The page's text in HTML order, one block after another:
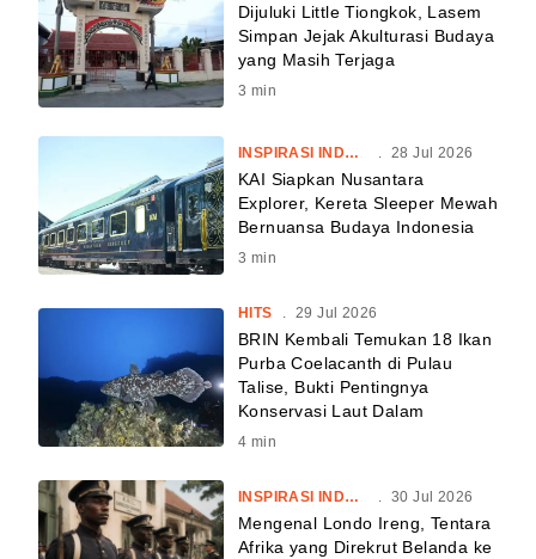
Dijuluki Little Tiongkok, Lasem
Simpan Jejak Akulturasi Budaya
yang Masih Terjaga
3 min
INSPIRASI INDONESIA . 28 Jul 2026
KAI Siapkan Nusantara
Explorer, Kereta Sleeper Mewah
Bernuansa Budaya Indonesia
3 min
HITS . 29 Jul 2026
BRIN Kembali Temukan 18 Ikan
Purba Coelacanth di Pulau
Talise, Bukti Pentingnya
Konservasi Laut Dalam
4 min
INSPIRASI INDONESIA . 30 Jul 2026
Mengenal Londo Ireng, Tentara
Afrika yang Direkrut Belanda ke